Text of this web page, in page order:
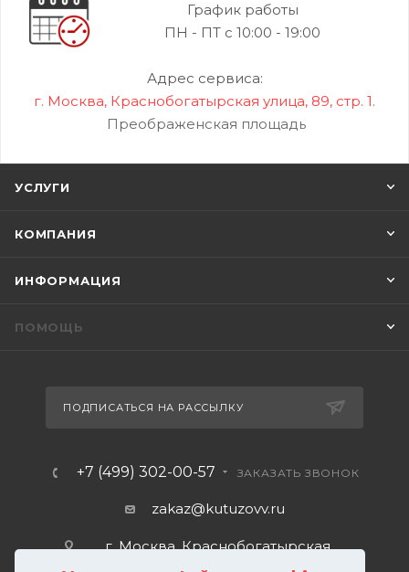
График работы
ПН - ПТ с 10:00 - 19:00
Адрес сервиса:
г. Москва, Краснобогатырская улица, 89, стр. 1.
Преображенская площадь
УСЛУГИ
КОМПАНИЯ
ИНФОРМАЦИЯ
ПОМОЩЬ
ПОДПИСАТЬСЯ НА РАССЫЛКУ
+7 (499) 302-00-57 ЗАКАЗАТЬ ЗВОНОК
zakaz@kutuzovv.ru
г. Москва, Краснобогатырская